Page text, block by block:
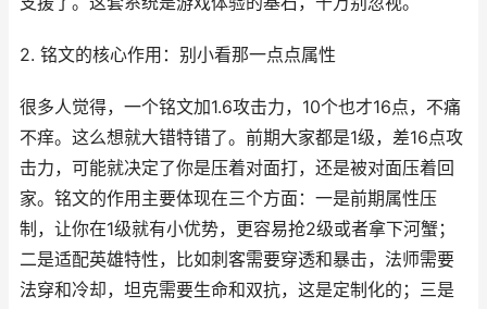
2. 铭文的核心作用：别小看那一点点属性
很多人觉得，一个铭文加1.6攻击力，10个也才16点，不痛
不痒。这么想就大错特错了。前期大家都是1级，差16点攻
击力，可能就决定了你是压着对面打，还是被对面压着回
家。铭文的作用主要体现在三个方面：一是前期属性压
制，让你在1级就有小优势，更容易抢2级或者拿下河蟹；
二是适配英雄特性，比如刺客需要穿透和暴击，法师需要
法穿和冷却，坦克需要生命和双抗，这是定制化的；三是